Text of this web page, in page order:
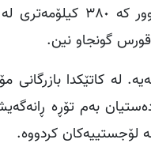
ئاشیل"ی گەشەپێدانی
گونجاو نین.
لە کاتێکدا بازرگانی
بەم تۆڕە
لۆجستییەکان کردووە.